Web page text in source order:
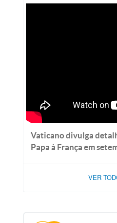
Vaticano divulga
Papa à França em
VER